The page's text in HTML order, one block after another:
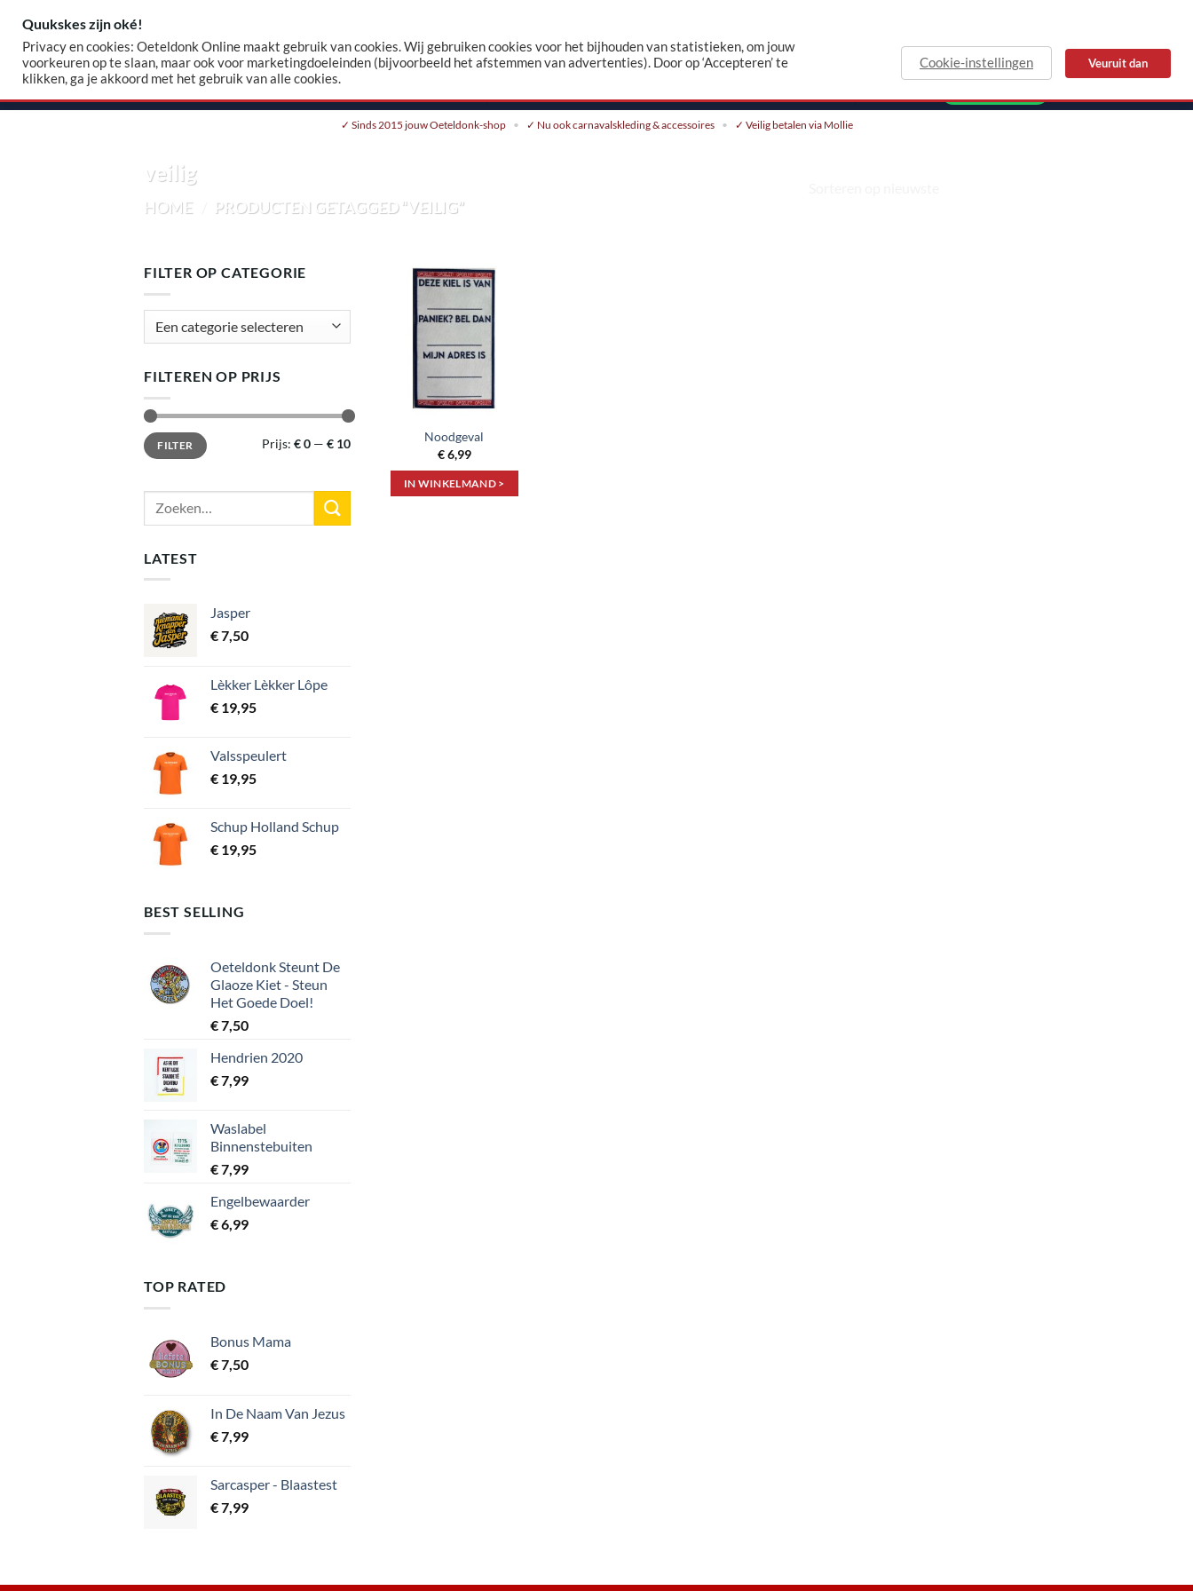
content
naar:
✓ Sinds 2015 jouw Oeteldonk-shop ✓ Nu ook carnavalskleding & accessoires ✓ Veilig betalen via Mollie
veilig
HOME PRODUCTEN GETAGGED “VEILIG”
FILTER OP CATEGORIE
FILTEREN OP PRIJS
Min.
prijs
Max.
prijsFILTER Prijs: € 0— € 10
Zoeken
LATEST
Jasper
€7,50
Lèkker Lèkker Lôpe
€ 19,95
Valsspeulert
€ 19,95
Schup Holland Schup
€ 19,95
BEST SELLING
Oeteldonk Steunt De
Glaoze Kiet - Steun
Het Goede Doel!
€7,50
Hendrien 2020
€7,99
Waslabel
Binnenstebuiten
€7,99
Engelbewaarder
€6,99
TOP RATED
Bonus Mama
€7,50
In De Naam Van Jezus
€7,99
Sarcasper - Blaastest
€7,99
Toevoegen
aan
Noodgeval
€6,99
IN WINKELMAND >
Quukskes zijn oké!
Privacy en cookies: Oeteldonk Online maakt gebruik van cookies. Wij gebruiken cookies voor het bijhouden van statistieken, om jouw
voorkeuren op te slaan, maar ook voor marketingdoeleinden (bijvoorbeeld het afstemmen van advertenties). Door op ‘Accepteren’ te
klikken, ga je akkoord met het gebruik van alle cookies.
Cookie-instellingen Veuruit dan